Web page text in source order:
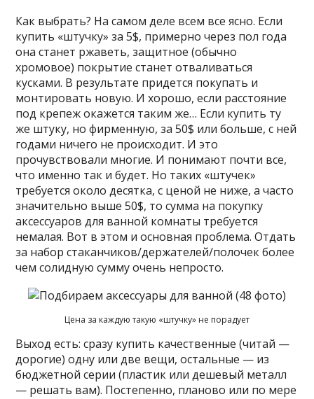
Как выбрать? На самом деле всем все ясно. Если
купить «штучку» за 5$, примерно через пол года
она станет ржаветь, защитное (обычно
хромовое) покрытие станет отваливаться
кусками. В результате придется покупать и
монтировать новую. И хорошо, если расстояние
под крепеж окажется таким же… Если купить ту
же штуку, но фирменную, за 50$ или больше, с ней
годами ничего не происходит. И это
прочувствовали многие. И понимают почти все,
что именно так и будет. Но таких «штучек»
требуется около десятка, с ценой не ниже, а часто
значительно выше 50$, то сумма на покупку
аксессуаров для ванной комнаты требуется
немалая. Вот в этом и основная проблема. Отдать
за набор стаканчиков/держателей/полочек более
чем солидную сумму очень непросто.
Цена за каждую такую «штучку» не порадует
Выход есть: сразу купить качественные (читай —
дорогие) одну или две вещи, остальные — из
бюджетной серии (пластик или дешевый металл
— решать вам). Постепенно, планово или по мере